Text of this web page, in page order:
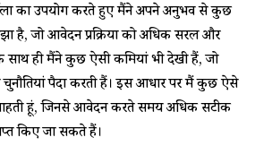
का उपयोग करते हुए मैंने अपने अनुभव से कुछ
है, जो आवेदन प्रक्रिया को अधिक सरल और
ही मैंने कुछ ऐसी कमियां भी देखी हैं, जो
चुनौतियां पैदा करती हैं। इस आधार पर मैं कुछ ऐसे
हूं, जिनसे आवेदन करते समय अधिक सटीक
किए जा सकते हैं।​